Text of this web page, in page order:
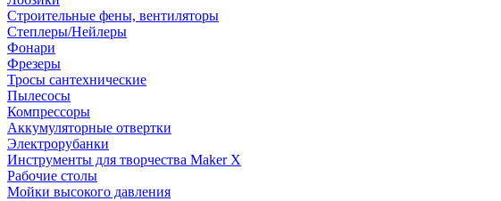
Строительные фены, вентиляторы
Степлеры/Нейлеры
Фонари
Фрезеры
Тросы сантехнические
Пылесосы
Компрессоры
Аккумуляторные отвертки
Электрорубанки
Инструменты для творчества Maker X
Рабочие столы
Мойки высокого давления